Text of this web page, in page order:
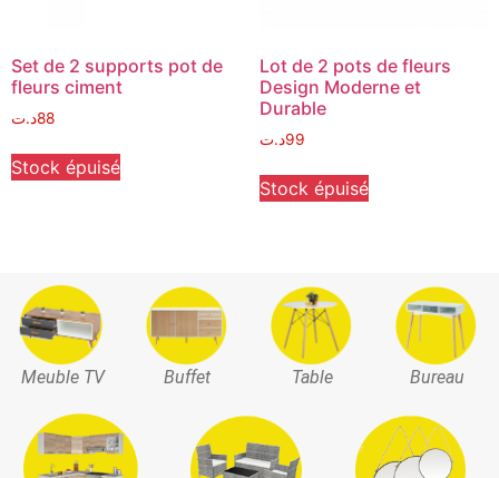
Set de 2 supports pot de
fleurs ciment
88د.ت
Stock épuisé
Lot de 2 pots de fleurs
Design Moderne et
Durable
99د.ت
Stock épuisé
Meuble TV Buffet Table Bureau